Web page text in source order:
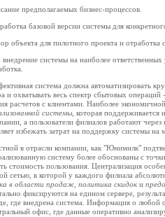
предполагаемых бизнес-процессов.
базовой версии системы для
объекта для пилотного проекта и отработка
внедрение системы на наиболее
система должна автоматизировать
и охватывать весь спектр сбытовых операций
расчетов с клиентами. Наиболее экономичной
системы , которая поддерживается
а пользователи филиалов работают
избежать затрат на поддержку системы на
в отрасли компании, как "Юнимилк"
систему более обоснованы с
стоимость пользования. Централизация
сетью, в которой у каждого филиала
в области продаж, политика скидок и
фиксируются на едином сервере,
где внедрена система. Информация о любой
офис, где данные оперативно